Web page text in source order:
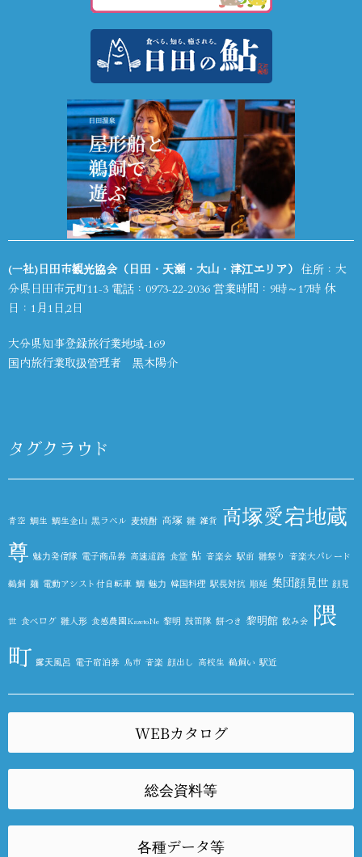
(一社)日田市観光協会（日田・天瀬・大山・津江エリア） 住所：大
分県日田市元町11-3 電話： 0973-22-2036 営業時間：9時～17時 休
日：1月1日,2日
大分県知事登録旅行業地域-169
国内旅行業取扱管理者 黒木陽介
タグクラウド
青空 鯛生 鯛生金山 黒ラベル 麦焼酎 高塚 雛 雑貨 高塚愛宕地蔵
尊 魅力発信隊 電子商品券 高速道路 食堂 鮎 音楽会 駅前 雛祭り 音楽大パレード
鵜飼 麺 電動アシスト付自転車 鯛 魅力 韓国料理 駅長対抗 順延 集団顔見世 顔見
世 食べログ 雛人形 食感農園KazetoNe 黎明 鼓笛隊 餅つき 黎明館 飲み会 隈
町 露天風呂 電子宿泊券 鳥市 音楽 顔出し 高校生 鵜飼い 駅近
WEBカタログ
総会資料等
各種データ等